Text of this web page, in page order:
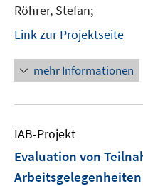
Röhrer, Stefan;
Link zur Projektseite
mehr Informationen
IAB-Projekt
Evaluation von
Arbeitsgelegenheiten